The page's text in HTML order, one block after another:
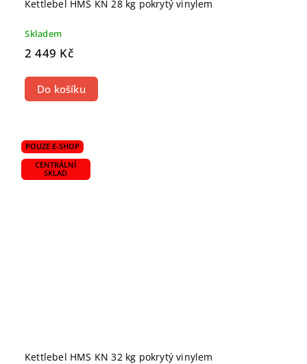
Kettlebel HMS KN 28 kg pokrytý vinylem
Skladem
2 449 Kč
Do košíku
POUZE E-SHOP
CENTRÁLNÍ
SKLAD
Kettlebel HMS KN 32 kg pokrytý vinylem